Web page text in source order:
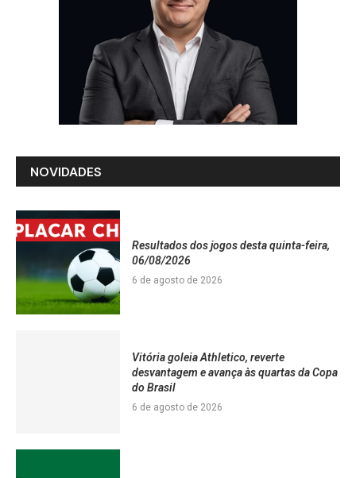
NOVIDADES
Resultados dos jogos desta quinta-feira,
06/08/2026
6 de agosto de 2026
Vitória goleia Athletico, reverte
desvantagem e avança às quartas da Copa
do Brasil
6 de agosto de 2026